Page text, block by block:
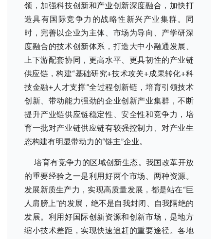
领，加强科技创新和产业创新深度融合，加快打
造具有国际竞争力的战略性新兴产业集群。同
时，完善以企业为主体、市场为导向、产学研深
度融合的技术创新体系，打造大中小融通发展、
上下游配套协同，更高水平、更具韧性的产业链
供应链，构建“基础研究+技术攻关+成果转化+科
技金融+人才支撑”全过程创新链，培育引领技术
创新、带动能力强劲的企业创新产业集群，不断
提升产业链供应链稳定性、安全性和竞争力，培
育一批对产业链供应链有较强控制力、对产业生
态构建有明显带动力的“链主”企业。
培育有竞争力的区域创新生态。我国改革开放
的重要经验之一是利用好两个市场、两种资源。
发展新质生产力，实现高质量发展，都是站在“巨
人肩膀上”的发展，绝不是自我封闭、自我隔绝的
发展。利用好国际创新资源和创新市场，是地方
缩小技术差距，实现快速追赶的重要途径。各地